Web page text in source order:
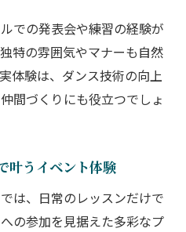
での発表会や練習の経験が
特の雰囲気やマナーも自然
体験は、ダンス技術の向上
間づくりにも役立つでしょ
叶うイベント体験
は、日常のレッスンだけで
の参加を見据えた多彩なプ